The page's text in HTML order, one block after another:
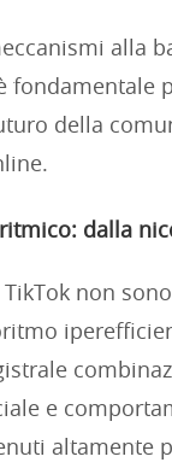
alla
fondamentale
della
dalla
TikTok non
e
altamente